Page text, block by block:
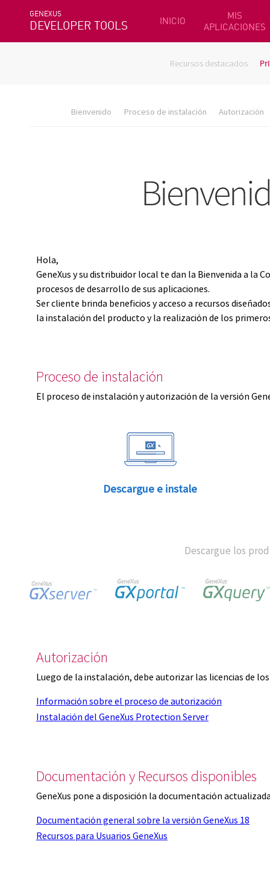
GENEXUS
DEVELOPER TOOLS INICIO
MIS
APLICACIONES
Recursos destacados
Bienvenido Proceso de instalación Autorización
Hola,
GeneXus y su distribuidor local te dan la Bienvenida a la
procesos de desarrollo de sus aplicaciones.
Ser cliente brinda beneficios y acceso a recursos
la instalación del producto y la realización de los
Proceso de instalación
El proceso de instalación y autorización de la versión
Descargue e instale
Descargue los
Autorización
Luego de la instalación, debe autorizar las licencias de
Información sobre el proceso de autorización
Instalación del GeneXus Protection Server
Documentación y Recursos disponibles
GeneXus pone a disposición la documentación
Documentación general sobre la versión GeneXus 18
Recursos para Usuarios GeneXus